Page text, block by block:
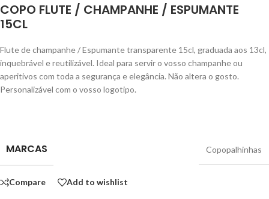
COPO FLUTE / CHAMPANHE / ESPUMANTE
15CL
Flute de champanhe / Espumante transparente 15cl, graduada aos 13cl,
inquebrável e reutilizável. Ideal para servir o vosso champanhe ou
aperitivos com toda a segurança e elegância. Não altera o gosto.
Personalizável com o vosso logotipo.
MARCAS Copopalhinhas
Compare Add to wishlist